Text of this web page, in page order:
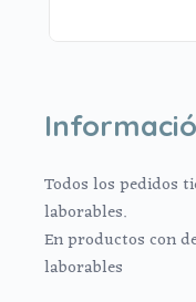
Todos los pedidos
laborables.
En productos con
laborables